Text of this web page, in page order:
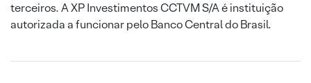
terceiros. A XP Investimentos CCTVM S/A é instituição
autorizada a funcionar pelo Banco Central do Brasil.